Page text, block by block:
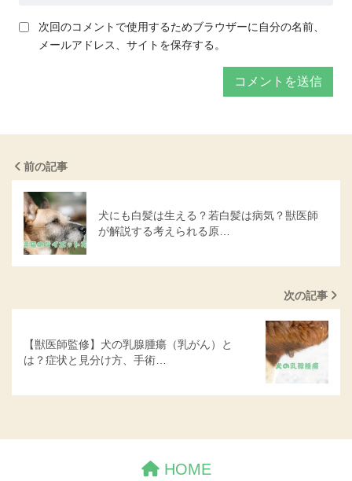
次回のコメントで使用するためブラウザーに自分の名前、
メールアドレス、サイトを保存する。
前の記事
犬にも白髪は生える？若白髪は病気？獣医師
が解説する考えられる原…
次の記事
【獣医師監修】犬の乳腺腫瘍（乳がん）と
は？症状と見分け方、手術…
HOME